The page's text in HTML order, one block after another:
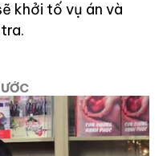
khởi tố vụ án và